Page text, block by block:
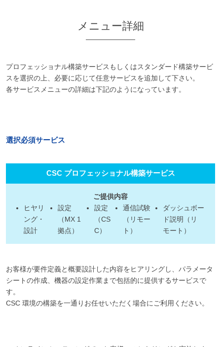
メニュー詳細
プロフェッショナル構築サービスもしくはスタンダード構築サービ
スを選択の上、必要に応じて任意サービスを追加して下さい。
各サービスメニューの詳細は下記のようになっています。
選択必須サービス
CSC プロフェッショナル構築サービス
ご提供内容
ヒヤリ
ング・
設計
設定
（MX 1
拠点）
設定
（CS
C）
通信試験
（リモー
ト）
ダッシュボー
ド説明（リ
モート）
お客様が要件定義と概要設計した内容をヒアリングし、パラメータ
シートの作成、機器の設定作業まで包括的に提供するサービスで
す。
CSC 環境の構築を一通りお任せいただく場合にご利用ください。